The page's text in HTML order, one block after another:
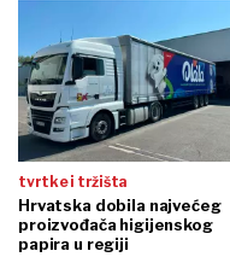
tvrtke i tržišta
Hrvatska dobila najvećeg
proizvođača higijenskog
papira u regiji